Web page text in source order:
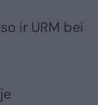
ir URM bei